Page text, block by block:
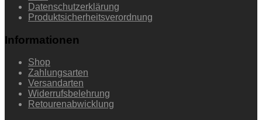
Datenschutzerklärung
Produktsicherheitsverordnung
Informationen
Shop
Zahlungsarten
Versandarten
Widerrufsbelehrung
Retourenabwicklung